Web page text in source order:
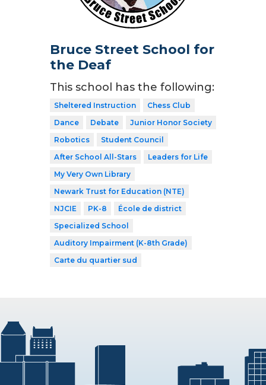
Bruce Street School for
the Deaf
This school has the following:
Sheltered Instruction
Chess Club
Dance
Debate
Junior Honor Society
Robotics
Student Council
After School All-Stars
Leaders for Life
My Very Own Library
Newark Trust for Education (NTE)
NJCIE
PK-8
École de district
Specialized School
Auditory Impairment (K-8th Grade)
Carte du quartier sud